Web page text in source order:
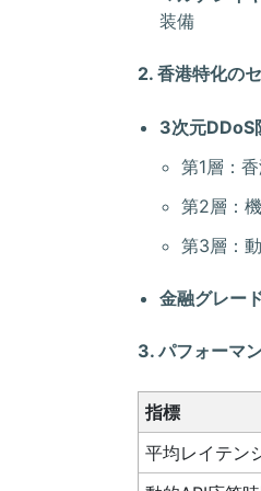
装備
2. 香港特化の
3次元DDoS
第1層：
第2層：
第3層：
金融グレー
3. パフォーマ
指標
平均レイテン